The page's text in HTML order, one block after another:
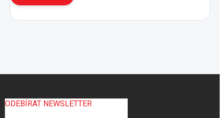
ODEBÍRAT NEWSLETTER